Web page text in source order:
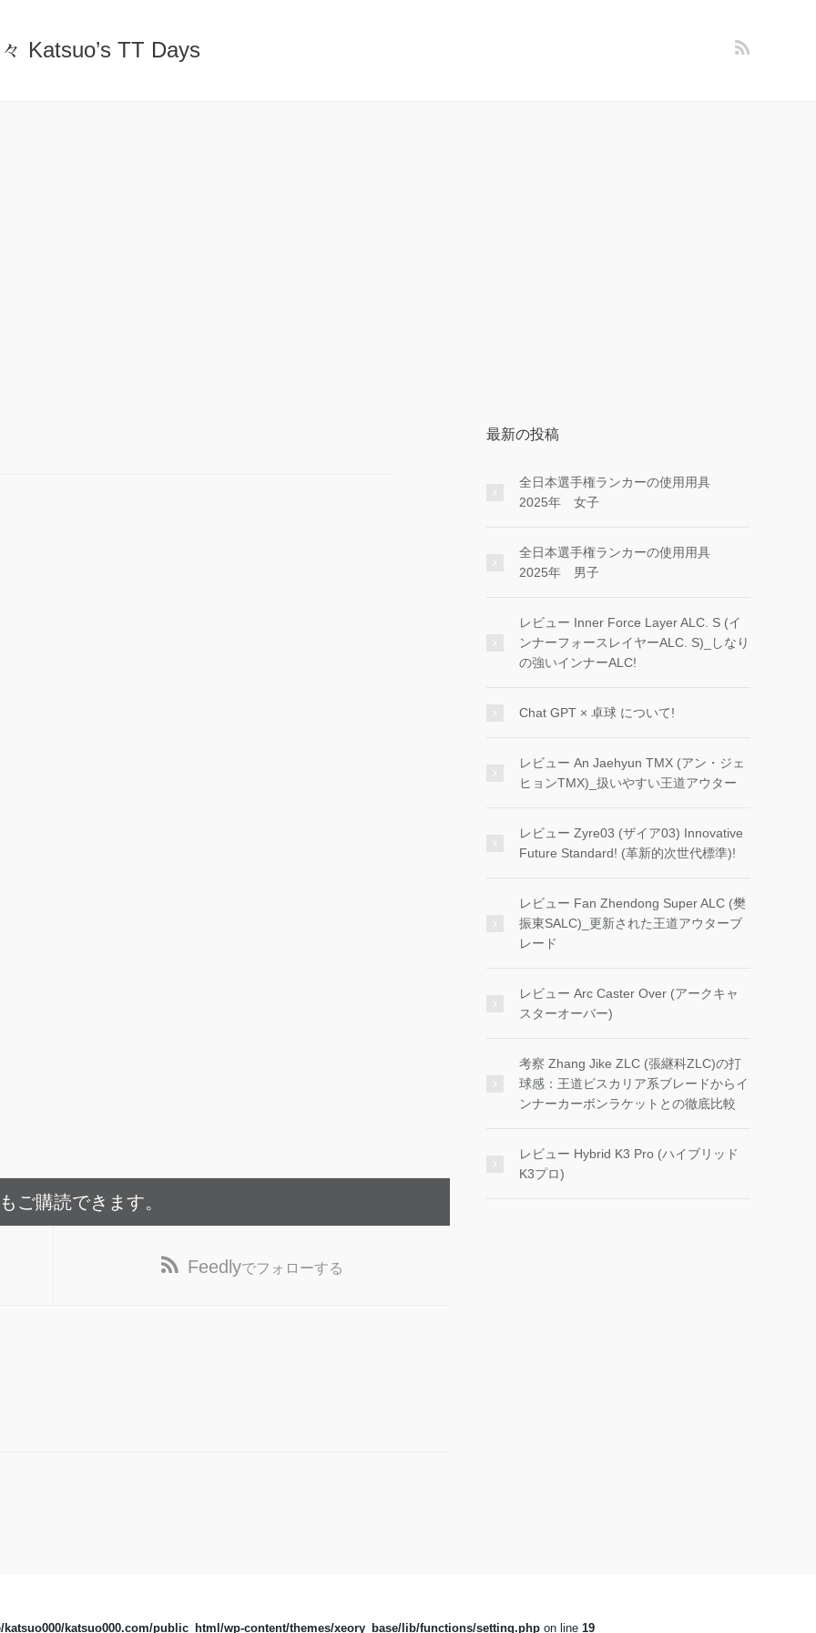
Katsuo’s TT Days
ご購読できます。
Feedlyでフォローする
最新の投稿
全日本選手権ランカーの使用用具
2025年 女子
全日本選手権ランカーの使用用具
2025年 男子
レビュー Inner Force Layer ALC. S (イ
ンナーフォースレイヤーALC. S)_しなり
の強いインナーALC!
Chat GPT × 卓球 について!
レビュー An Jaehyun TMX (アン・ジェ
ヒョンTMX)_扱いやすい王道アウター
レビュー Zyre03 (ザイア03) Innovative
Future Standard! (革新的次世代標準)!
レビュー Fan Zhendong Super ALC (樊
振東SALC)_更新された王道アウターブ
レード
レビュー Arc Caster Over (アークキャ
スターオーバー)
考察 Zhang Jike ZLC (張継科ZLC)の打
球感：王道ビスカリア系ブレードからイ
ンナーカーボンラケットとの徹底比較
レビュー Hybrid K3 Pro (ハイブリッド
K3プロ)
katsuo000/katsuo000.com/public_html/wp-content/themes/xeory_base/lib/functions/setting.php on line 19